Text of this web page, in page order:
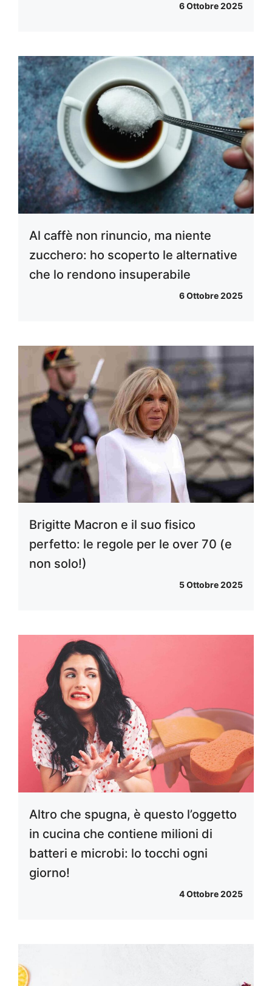
6 Ottobre 2025
Al caffè non rinuncio, ma niente
zucchero: ho scoperto le alternative
che lo rendono insuperabile
6 Ottobre 2025
Brigitte Macron e il suo fisico
perfetto: le regole per le over 70 (e
non solo!)
5 Ottobre 2025
Altro che spugna, è questo l’oggetto
in cucina che contiene milioni di
batteri e microbi: lo tocchi ogni
giorno!
4 Ottobre 2025